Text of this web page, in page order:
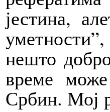
јестина,
нешто
време
Србин. Мој